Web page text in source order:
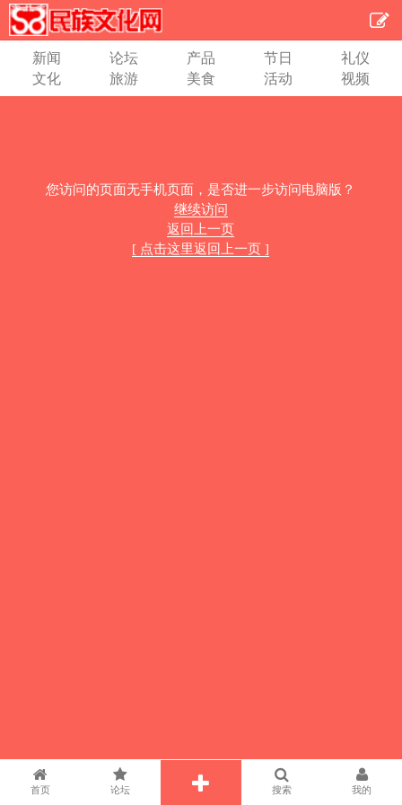
新闻 论坛 产品 节日
礼仪
文化
旅游 美食 活动 视频
您访问的页面无手机页面，是否进一步访问电脑版？
继续访问
返回上一页
[ 点击这里返回上一页 ]
首页 论坛 搜索 我的